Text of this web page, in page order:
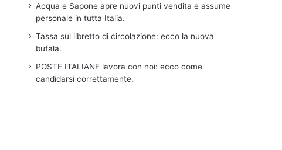
Acqua e Sapone apre nuovi punti vendita e assume
personale in tutta Italia.
Tassa sul libretto di circolazione: ecco la nuova
bufala.
POSTE ITALIANE lavora con noi: ecco come
candidarsi correttamente.